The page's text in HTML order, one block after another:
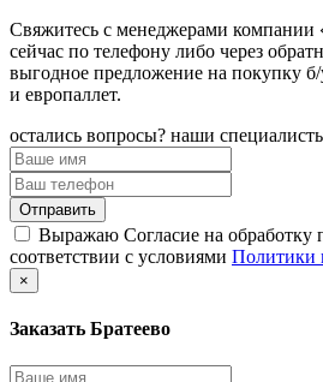
Свяжитесь с менеджерами
сейчас по телефону либо через
выгодное предложение на покупку
и европаллет.
остались вопросы? наши
Выражаю Согласие на обработку
соответствии с условиями Политики
×
Заказать Братеево